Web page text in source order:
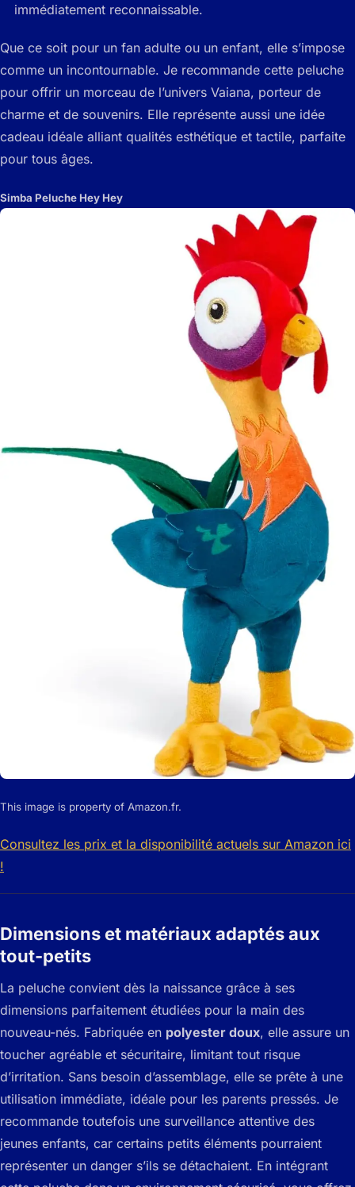
immédiatement reconnaissable.
Que ce soit pour un fan adulte ou un enfant, elle s’impose
comme un incontournable. Je recommande cette peluche
pour offrir un morceau de l’univers Vaiana, porteur de
charme et de souvenirs. Elle représente aussi une idée
cadeau idéale alliant qualités esthétique et tactile, parfaite
pour tous âges.
Simba Peluche Hey Hey
This image is property of Amazon.fr.
Consultez les prix et la disponibilité actuels sur Amazon ici
!
Dimensions et matériaux adaptés aux
tout-petits
La peluche convient dès la naissance grâce à ses
dimensions parfaitement étudiées pour la main des
nouveau-nés. Fabriquée en polyester doux, elle assure un
toucher agréable et sécuritaire, limitant tout risque
d’irritation. Sans besoin d’assemblage, elle se prête à une
utilisation immédiate, idéale pour les parents pressés. Je
recommande toutefois une surveillance attentive des
jeunes enfants, car certains petits éléments pourraient
représenter un danger s’ils se détachaient. En intégrant